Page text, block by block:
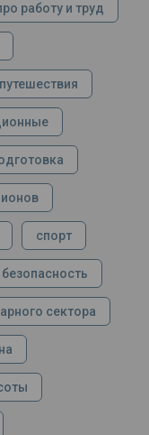
работу и труд
путешествия
спорт
сектора